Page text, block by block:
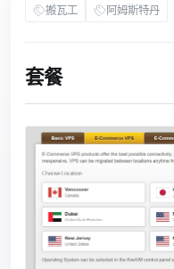
搬瓦工
阿姆斯特丹
套餐